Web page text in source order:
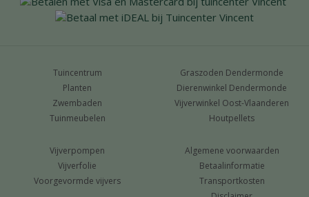
Tuincentrum
Planten
Zwembaden
Tuinmeubelen
Graszoden Dendermonde
Dierenwinkel Dendermonde
Vijverwinkel Oost-Vlaanderen
Houtpellets
Vijverpompen
Vijverfolie
Voorgevormde vijvers
Algemene voorwaarden
Betaalinformatie
Transportkosten